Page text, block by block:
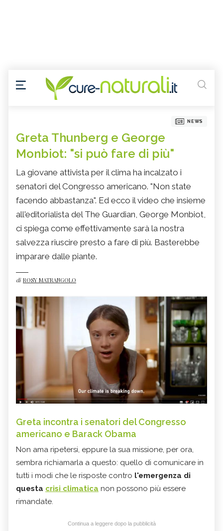
NEWS
Greta Thunberg e George
Monbiot: "si può fare di più"
La giovane attivista per il clima ha incalzato i
senatori del Congresso americano. "Non state
facendo abbastanza". Ed ecco il video che insieme
all'editorialista del The Guardian, George Monbiot,
ci spiega come effettivamente sarà la nostra
salvezza riuscire presto a fare di più. Basterebbe
imparare dalle piante.
di ROSY MATRANGOLO
Greta incontra i senatori del Congresso
americano e Barack Obama
Non ama ripetersi, eppure la sua missione, per ora,
sembra richiamarla a questo: quello di comunicare in
tutti i modi che le risposte contro l'emergenza di
questa crisi climatica non possono più essere
rimandate.
Continua a leggere dopo la pubblicità